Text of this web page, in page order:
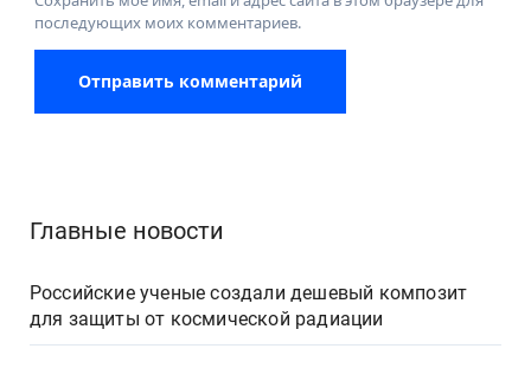
последующих моих комментариев.
Главные новости
Российские ученые создали дешевый композит
для защиты от космической радиации